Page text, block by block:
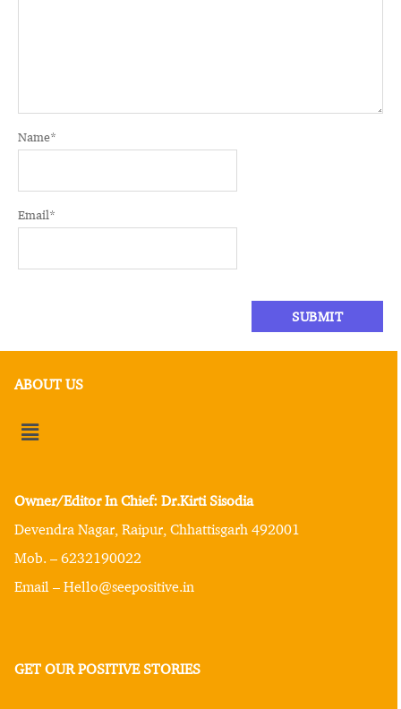
Name*
Email*
ABOUT US
Owner/Editor In Chief: Dr.Kirti Sisodia
Devendra Nagar, Raipur, Chhattisgarh 492001
Mob. – 6232190022
Email – Hello@seepositive.in
GET OUR POSITIVE STORIES